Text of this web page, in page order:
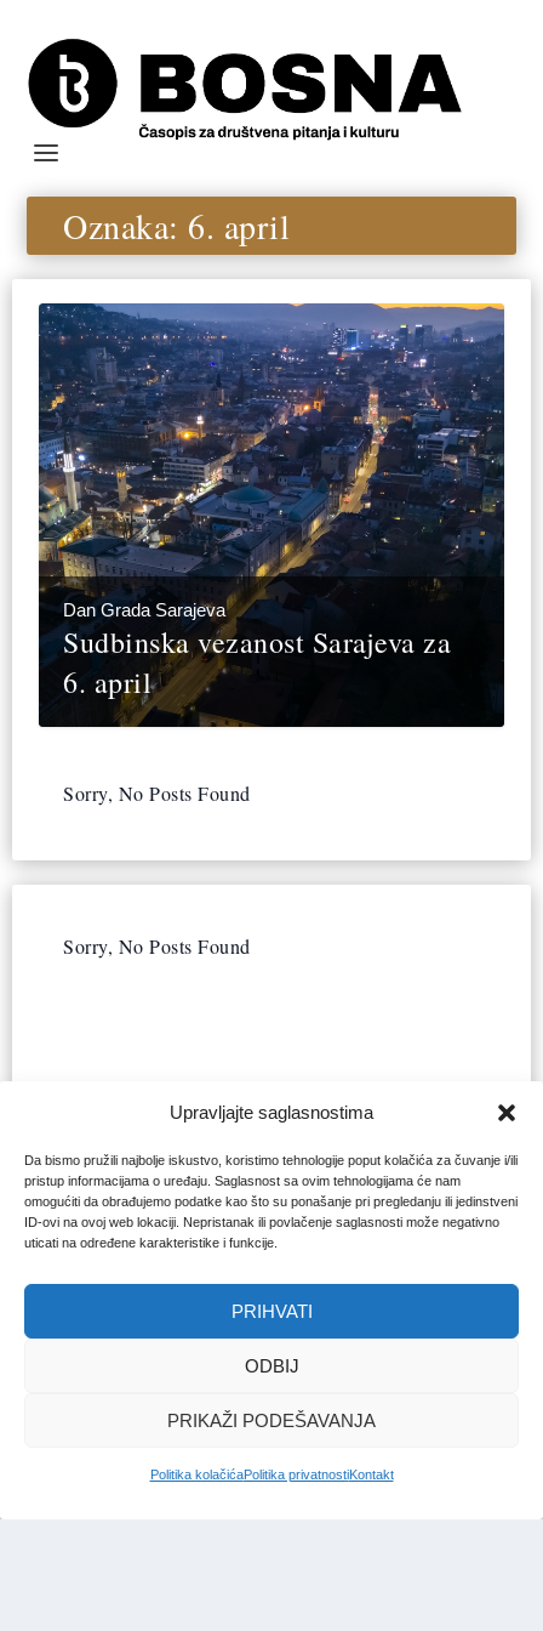
Upravljajte saglasnostima
Da bismo pružili najbolje iskustvo, koristimo tehnologije poput kolačića za čuvanje i/ili
pristup informacijama o uređaju. Saglasnost sa ovim tehnologijama će nam
omogućiti da obrađujemo podatke kao što su ponašanje pri pregledanju ili jedinstveni
ID-ovi na ovoj web lokaciji. Nepristanak ili povlačenje saglasnosti može negativno
uticati na određene karakteristike i funkcije.
PRIHVATI
ODBIJ
PRIKAŽI PODEŠAVANJA
Politika kolačićaPolitika privatnostiKontakt
Oznaka: 6. april
Dan Grada Sarajeva
Sudbinska vezanost Sarajeva za
6. april
Sorry, No Posts Found
Sorry, No Posts Found